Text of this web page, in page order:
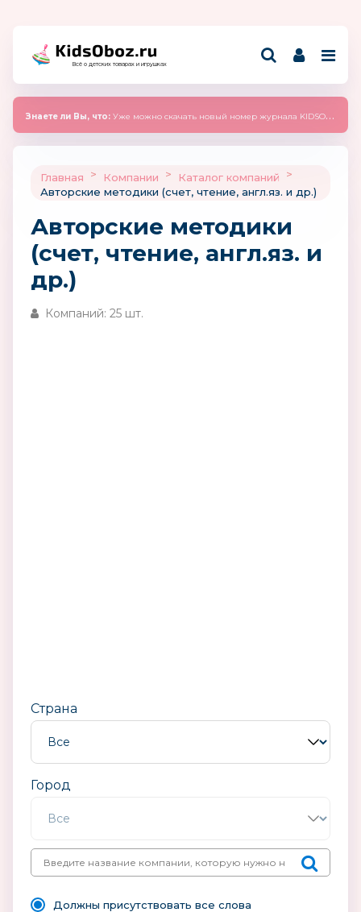
Всё о детских товарах и игрушках
Знаете ли Вы, что: Уже можно скачать новый номер журнала KIDSOBOZ 2025 (сентябрь)
Главная > Компании > Каталог компаний
>
Авторские методики (счет, чтение, англ.яз. и др.)
Авторские методики
(счет, чтение, англ.яз. и
др.)
Компаний: 25 шт.
Страна
Город
Должны присутствовать все слова